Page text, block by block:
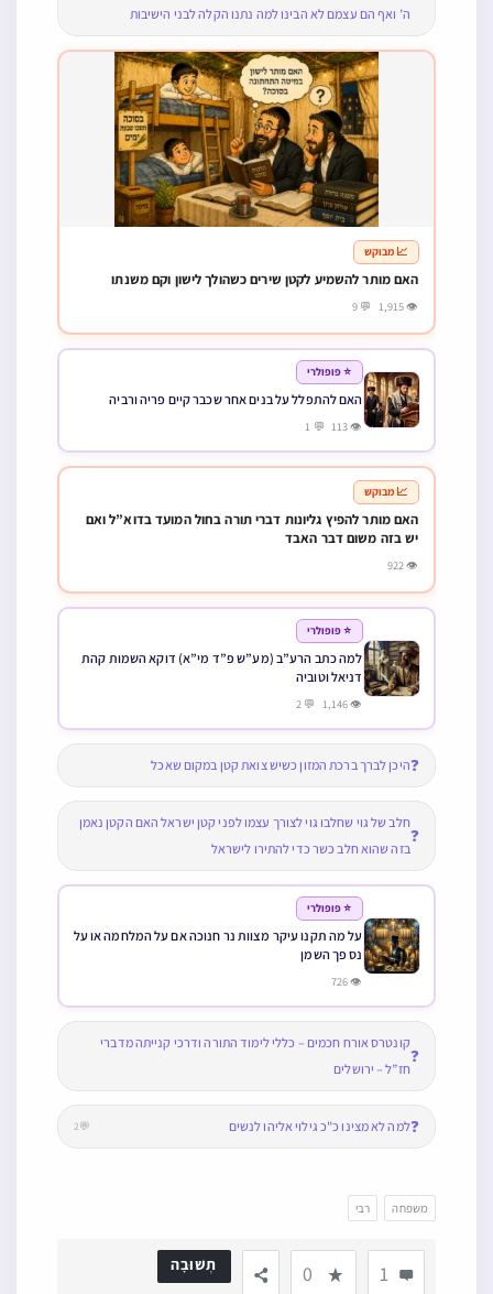
ה’ ואף הם עצמם לא הבינו למה נתנו הקלה לבני הישיבות
📈 מבוקש
האם מותר להשמיע לקטן שירים כשהולך לישון וקם משנתו
👁 1,915 💬 9
⭐ פופולרי
האם להתפלל על בנים אחר שכבר קיים פריה ורביה
👁 113 💬 1
📈 מבוקש
האם מותר להפיץ גליונות דברי תורה בחול המועד בדוא”ל ואם
יש בזה משום דבר האבד
👁 922
⭐ פופולרי
למה כתב הרע”ב (מע”ש פ”ד מי”א) דוקא השמות קהת
דניאל וטוביה
👁 1,146 💬 2
❓היכן לברך ברכת המזון כשיש צואת קטן במקום שאכל
❓
חלב של גוי שחלבו גוי לצורך עצמו לפני קטן ישראל האם הקטן נאמן
בזה שהוא חלב כשר כדי להתירו לישראל
⭐ פופולרי
על מה תקנו עיקר מצוות נר חנוכה אם על המלחמה או על
נס פך השמן
👁 726
❓
קונטרס אורח חכמים – כללי לימוד התורה ודרכי קנייתה מדברי
חז”ל – ירושלים
❓למה לא מצינו כ"כ גילוי אליהו לנשים 💬2
משפחה רבי
1
0 תְשׁוּבָה